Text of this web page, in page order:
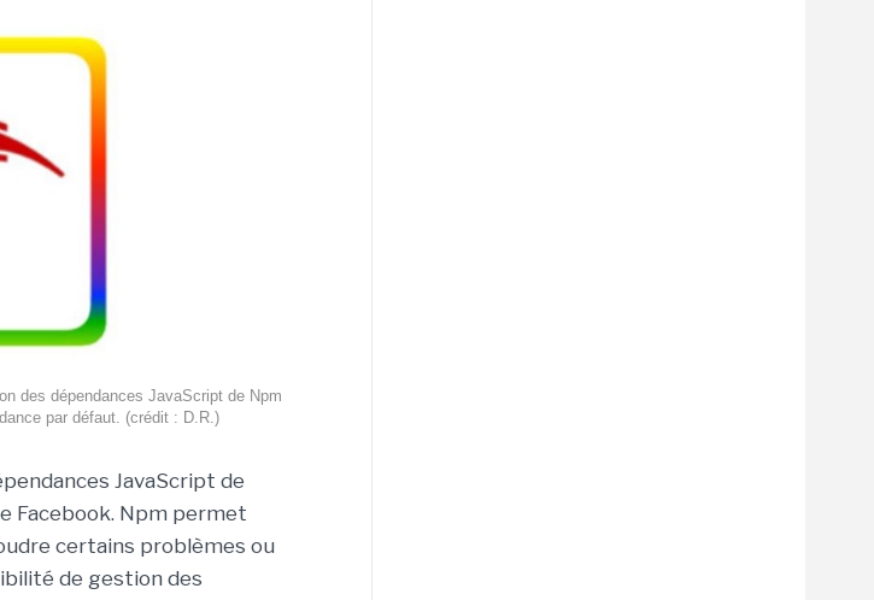
des dépendances JavaScript de Npm
par défaut. (crédit : D.R.)
JavaScript de
Facebook. Npm permet
certains problèmes ou
de gestion des